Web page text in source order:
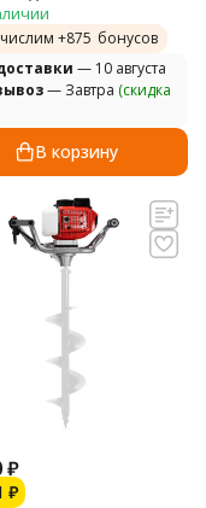
+875 бонусов
— 10 августа
— Завтра (скидка
В корзину
₽
₽